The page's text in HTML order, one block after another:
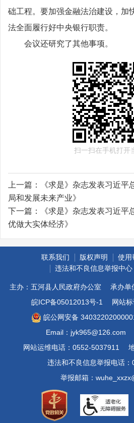
础工程。要加强金融法治建设，加
法全面履行好中央银行职责。
会议还研究了其他事项。
扫一扫在手机打开
上一篇：
《求是》杂志发表习近
局和发展未来产业》
下一篇：
《求是》杂志发表习近
优做大实体经济》
联系我们 版权声明 使用
违法和不良信息举报中心
主办：五河县人民政府办公室
承办单
皖ICP备05012013号-1
网站
皖公网安备
Email：jyk965@126.com
网站运维电话：0552-5037911
违法和不良信息举报电话
举报邮箱：